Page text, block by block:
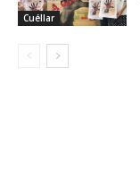
Cuéllar